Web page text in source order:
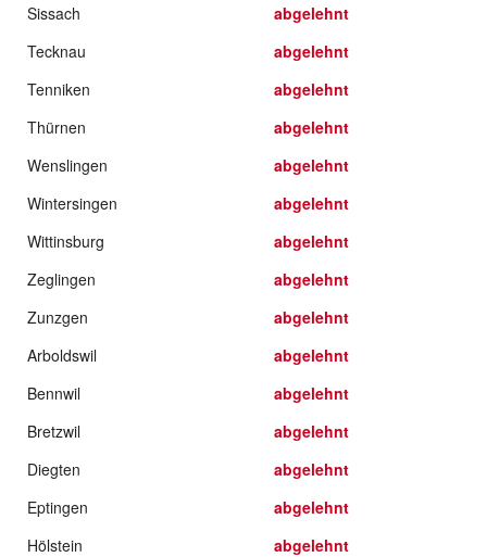
Sissach
abgelehnt
Tecknau
abgelehnt
Tenniken
abgelehnt
Thürnen
abgelehnt
Wenslingen
abgelehnt
Wintersingen
abgelehnt
Wittinsburg
abgelehnt
Zeglingen
abgelehnt
Zunzgen
abgelehnt
Arboldswil
abgelehnt
Bennwil
abgelehnt
Bretzwil
abgelehnt
Diegten
abgelehnt
Eptingen
abgelehnt
Hölstein
abgelehnt